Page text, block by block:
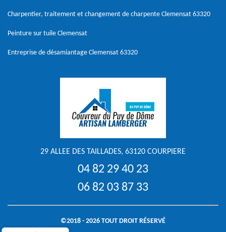
Charpentier, traitement et changement de charpente Clemensat 63320
Peinture sur tuile Clemensat
Entreprise de désamiantage Clemensat 63320
29 ALLEE DES TAILLADES, 63120 COURPIERE
04 82 29 40 23
06 82 03 87 33
©2018 - 2026 TOUT DROIT RÉSERVÉ